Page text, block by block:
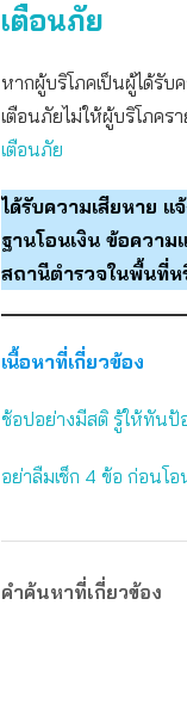
เตือนภัย
หากผู้บริโภคเป็นผู้ได้รับ
เตือนภัยไม่ให้ผู้บริโภคร
เตือนภัย
ได้รับความเสียหาย แ
ฐานโอนเงิน ข้อความ
สถานีตำรวจในพื้นที่ห
เนื้อหาที่เกี่ยวข้อง
ช้อปอย่างมีสติ รู้ให้ทันป้
อย่าลืมเช็ก 4 ข้อ ก่อนโอ
คำค้นหาที่เกี่ยวข้อง